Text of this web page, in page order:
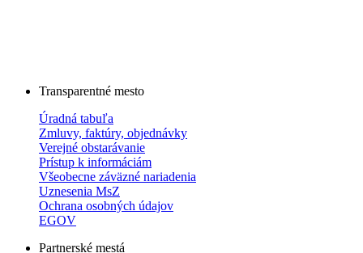
Transparentné mesto
Úradná tabuľa
Zmluvy, faktúry, objednávky
Verejné obstarávanie
Prístup k informáciám
Všeobecne záväzné nariadenia
Uznesenia MsZ
Ochrana osobných údajov
EGOV
Partnerské mestá